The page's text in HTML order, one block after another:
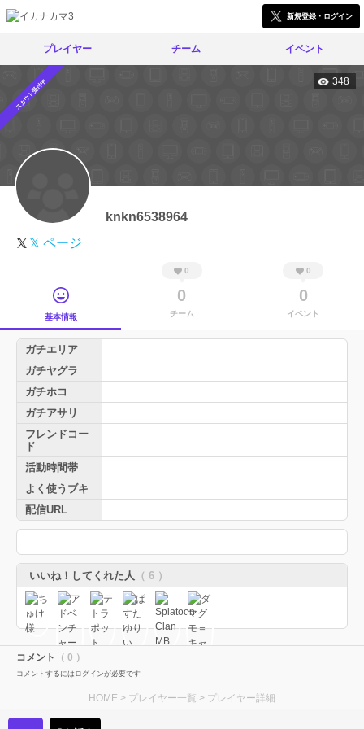
新規登録・ログイン
プレイヤー チーム イベント
スカウト受付中 348
knkn6538964
𝕏 ページ
基本情報
0
0
チーム
0
0
イベント
ガチエリア
ガチヤグラ
ガチホコ
ガチアサリ
フレンドコー
ド
活動時間帯
よく使うブキ
配信URL
いいね！してくれた人 （ 6 ）
コメント （ 0 ）
コメントするにはログインが必要です
HOME > プレイヤー一覧 > プレイヤー詳細